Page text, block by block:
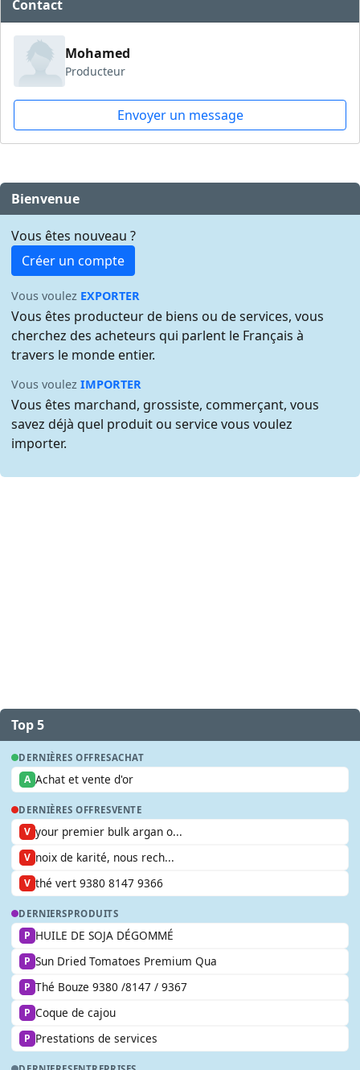
Contact
Mohamed
Producteur
Envoyer un message
Bienvenue
Vous êtes nouveau ?
Créer un compte
Vous voulez EXPORTER
Vous êtes producteur de biens ou de services, vous
cherchez des acheteurs qui parlent le Français à
travers le monde entier.
Vous voulezIMPORTER
Vous êtes marchand, grossiste, commerçant, vous
savez déjà quel produit ou service vous voulez
importer.
Top 5
DERNIÈRES OFFRESACHAT
A Achat et vente d'or
DERNIÈRES OFFRESVENTE
V your premier bulk argan o...
V noix de karité, nous rech...
V thé vert 9380 8147 9366
DERNIERSPRODUITS
P HUILE DE SOJA DÉGOMMÉ
P Sun Dried Tomatoes Premium Qua
P Thé Bouze 9380 /8147 / 9367
P Coque de cajou
P Prestations de services